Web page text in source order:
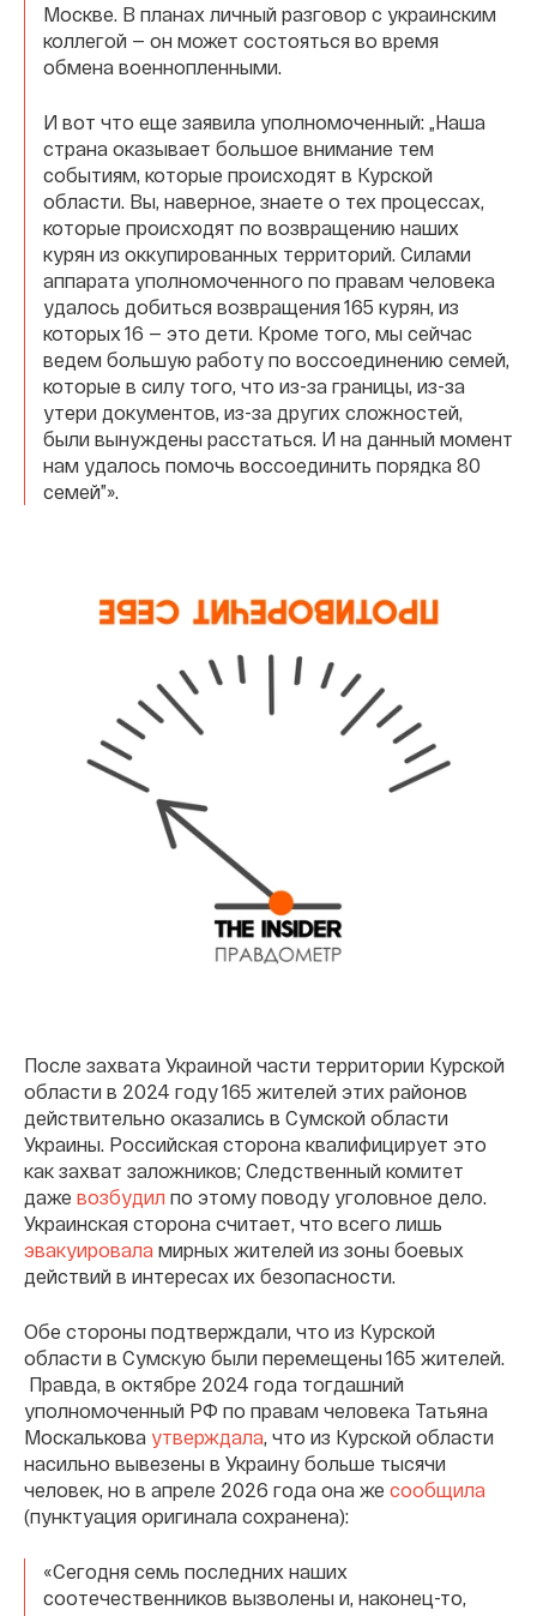
Москве. В планах личный разговор с украинским
коллегой — он может состояться во время
обмена военнопленными.
И вот что еще заявила уполномоченный: „Наша
страна оказывает большое внимание тем
событиям, которые происходят в Курской
области. Вы, наверное, знаете о тех процессах,
которые происходят по возвращению наших
курян из оккупированных территорий. Силами
аппарата уполномоченного по правам человека
удалось добиться возвращения 165 курян, из
которых 16 — это дети. Кроме того, мы сейчас
ведем большую работу по воссоединению семей,
которые в силу того, что из-за границы, из-за
утери документов, из-за других сложностей,
были вынуждены расстаться. И на данный момент
нам удалось помочь воссоединить порядка 80
семей”».
После захвата Украиной части территории Курской
области в 2024 году 165 жителей этих районов
действительно оказались в Сумской области
Украины. Российская сторона квалифицирует это
как захват заложников; Следственный комитет
даже возбудил по этому поводу уголовное дело.
Украинская сторона считает, что всего лишь
эвакуировала мирных жителей из зоны боевых
действий в интересах их безопасности.
Обе стороны подтверждали, что из Курской
области в Сумскую были перемещены 165 жителей.
Правда, в октябре 2024 года тогдашний
уполномоченный РФ по правам человека Татьяна
Москалькова утверждала, что из Курской области
насильно вывезены в Украину больше тысячи
человек, но в апреле 2026 года она же сообщила
(пунктуация оригинала сохранена):
«Сегодня семь последних наших
соотечественников вызволены и, наконец-то,